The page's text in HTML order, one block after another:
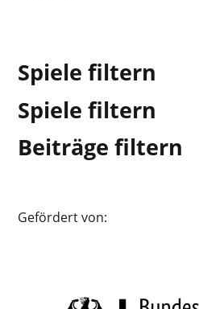
Spiele filtern
Spiele filtern
Beiträge filtern
Gefördert von: